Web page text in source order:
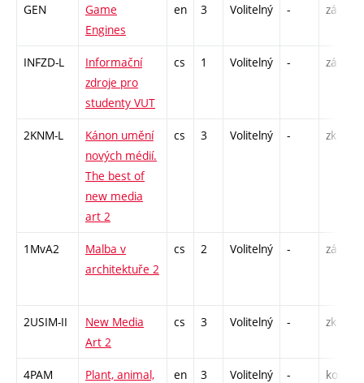
GEN
Game
Engines
en 3 Volitelný - zá
INFZD-L
Informační
zdroje pro
studenty VUT
cs 1 Volitelný - zá
2KNM-L
Kánon umění
nových médií.
The best of
new media
art 2
cs 3 Volitelný - zk
1MvA2
Malba v
architektuře 2
cs 2 Volitelný - zá
2USIM-II
New Media
Art 2
cs 3 Volitelný - zk
4PAM
Plant, animal,
en 3 Volitelný - kol